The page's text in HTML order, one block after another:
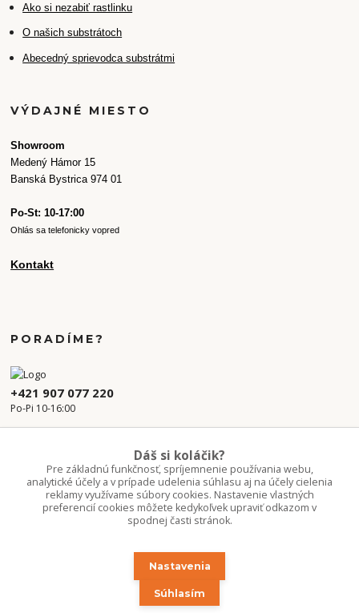
Ako si nezabiť rastlinku
O našich substrátoch
Abecedný sprievodca substrátmi
VÝDAJNÉ MIESTO
Showroom
Medený Hámor 15
Banská Bystrica 974 01
Po-St: 10-17:00
Ohlás sa telefonicky vopred
Kontakt
PORADÍME?
+421 907 077 220
Po-Pi 10-16:00
Upravit sběr cookies.
Dáš si koláčik?
Pre základnú funkčnosť, spríjemnenie používania webu,
analytické účely a v prípade udelenia súhlasu aj na účely cielenia
reklamy využívame súbory cookies. Nastavenie vlastných
preferencií cookies môžete kedykoľvek upraviť odkazom v
spodnej časti stránok.
Nastavenia
Súhlasím